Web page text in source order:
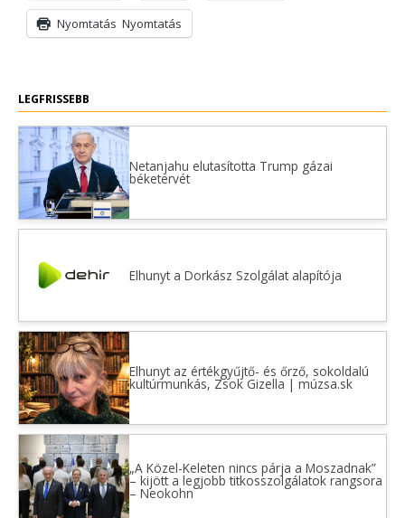
Nyomtatás Nyomtatás
LEGFRISSEBB
Netanjahu elutasította Trump gázai
béketervét
Elhunyt a Dorkász Szolgálat alapítója
Elhunyt az értékgyűjtő- és őrző, sokoldalú
kultúrmunkás, Zsok Gizella | múzsa.sk
„A Közel-Keleten nincs párja a Moszadnak”
– kijött a legjobb titkosszolgálatok rangsora
– Neokohn